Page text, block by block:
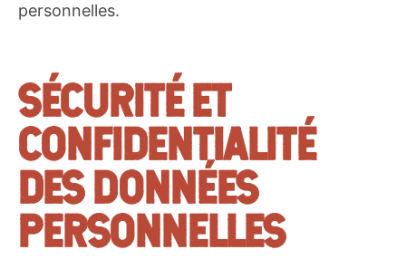
personnelles.
SÉCURITÉ ET
CONFIDENTIALITÉ
DES DONNÉES
PERSONNELLES